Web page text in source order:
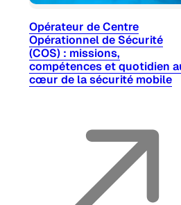
Opérateur de Centre
Opérationnel de Sécurité
(COS) : missions,
compétences et quotidien
cœur de la sécurité mobile